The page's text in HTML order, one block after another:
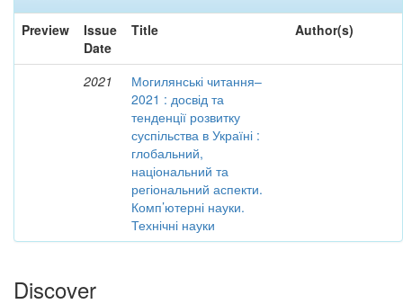
Preview
Issue
Date
Title Author(s)
2021
Могилянські читання–
2021 : досвід та
тенденції розвитку
суспільства в Україні :
глобальний,
національний та
регіональний аспекти.
Комп’ютерні науки.
Технічні науки
Discover